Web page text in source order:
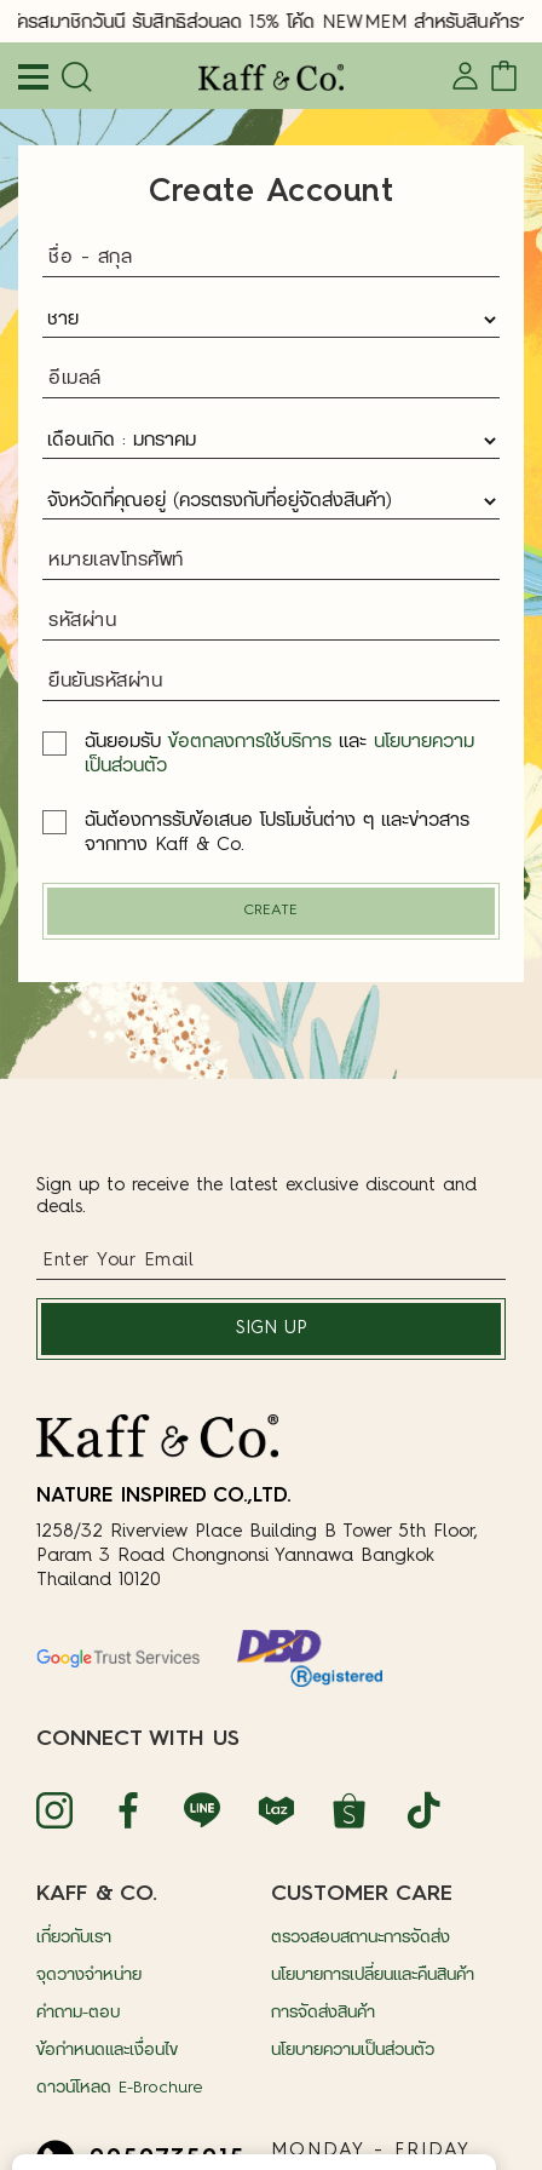
มัครสมาชิกวันนี้ รับสิทธิ์ส่วนลด 15% โค้ด NEWMEM สำหรับสินค้ารา
Create Account
ฉันยอมรับข้อตกลงการใช้บริการ และ นโยบายความ
เป็นส่วนตัว
ฉันต้องการรับข้อเสนอ โปรโมชั่นต่าง ๆ และข่าวสาร
จากทาง Kaff & Co.
CREATE
Sign up to receive the latest exclusive discount and
deals.
SIGN UP
NATURE INSPIRED CO.,LTD.
1258/32 Riverview Place Building B Tower 5th Floor,
Param 3 Road Chongnonsi Yannawa Bangkok
Thailand 10120
CONNECT WITH US
KAFF & CO.
เกี่ยวกับเรา
จุดวางจำหน่าย
คำถาม-ตอบ
ข้อกำหนดและเงื่อนไข
ดาวน์โหลด E-Brochure
CUSTOMER CARE
ตรวจสอบสถานะการจัดส่ง
นโยบายการเปลี่ยนและคืนสินค้า
การจัดส่งสินค้า
นโยบายความเป็นส่วนตัว
0959735015
MONDAY - FRIDAY